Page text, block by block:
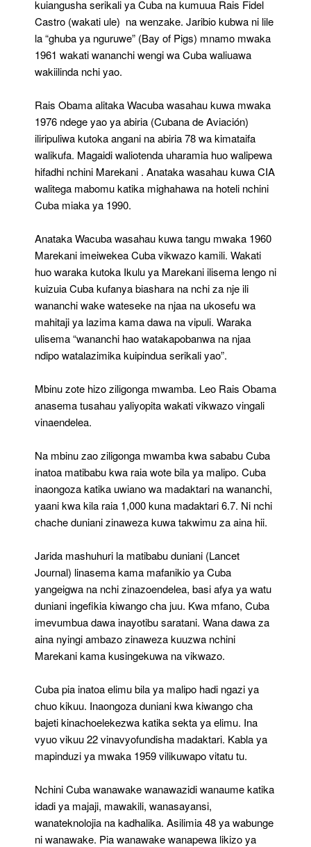
kuiangusha serikali ya Cuba na kumuua Rais Fidel
Castro (wakati ule) na wenzake. Jaribio kubwa ni lile
la “ghuba ya nguruwe” (Bay of Pigs) mnamo mwaka
1961 wakati wananchi wengi wa Cuba waliuawa
wakiilinda nchi yao.
Rais Obama alitaka Wacuba wasahau kuwa mwaka
1976 ndege yao ya abiria (Cubana de Aviación)
iliripuliwa kutoka angani na abiria 78 wa kimataifa
walikufa. Magaidi waliotenda uharamia huo walipewa
hifadhi nchini Marekani . Anataka wasahau kuwa CIA
walitega mabomu katika mighahawa na hoteli nchini
Cuba miaka ya 1990.
Anataka Wacuba wasahau kuwa tangu mwaka 1960
Marekani imeiwekea Cuba vikwazo kamili. Wakati
huo waraka kutoka Ikulu ya Marekani ilisema lengo ni
kuizuia Cuba kufanya biashara na nchi za nje ili
wananchi wake wateseke na njaa na ukosefu wa
mahitaji ya lazima kama dawa na vipuli. Waraka
ulisema “wananchi hao watakapobanwa na njaa
ndipo watalazimika kuipindua serikali yao”.
Mbinu zote hizo ziligonga mwamba. Leo Rais Obama
anasema tusahau yaliyopita wakati vikwazo vingali
vinaendelea.
Na mbinu zao ziligonga mwamba kwa sababu Cuba
inatoa matibabu kwa raia wote bila ya malipo. Cuba
inaongoza katika uwiano wa madaktari na wananchi,
yaani kwa kila raia 1,000 kuna madaktari 6.7. Ni nchi
chache duniani zinaweza kuwa takwimu za aina hii.
Jarida mashuhuri la matibabu duniani (Lancet
Journal) linasema kama mafanikio ya Cuba
yangeigwa na nchi zinazoendelea, basi afya ya watu
duniani ingefikia kiwango cha juu. Kwa mfano, Cuba
imevumbua dawa inayotibu saratani. Wana dawa za
aina nyingi ambazo zinaweza kuuzwa nchini
Marekani kama kusingekuwa na vikwazo.
Cuba pia inatoa elimu bila ya malipo hadi ngazi ya
chuo kikuu. Inaongoza duniani kwa kiwango cha
bajeti kinachoelekezwa katika sekta ya elimu. Ina
vyuo vikuu 22 vinavyofundisha madaktari. Kabla ya
mapinduzi ya mwaka 1959 vilikuwapo vitatu tu.
Nchini Cuba wanawake wanawazidi wanaume katika
idadi ya majaji, mawakili, wanasayansi,
wanateknolojia na kadhalika. Asilimia 48 ya wabunge
ni wanawake. Pia wanawake wanapewa likizo ya